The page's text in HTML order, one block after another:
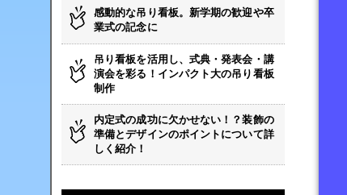
感動的な吊り看板。新学期の歓迎や卒
業式の記念に
吊り看板を活用し、式典・発表会・講
演会を彩る！インパクト大の吊り看板
制作
内定式の成功に欠かせない！？装飾の
準備とデザインのポイントについて詳
しく紹介！